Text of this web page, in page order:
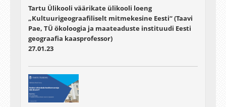
Tartu Ülikooli väärikate ülikooli loeng
„Kultuurigeograafiliselt mitmekesine Eesti“ (Taavi
Pae, TÜ ökoloogia ja maateaduste instituudi Eesti
geograafia kaasprofessor)
27.01.23